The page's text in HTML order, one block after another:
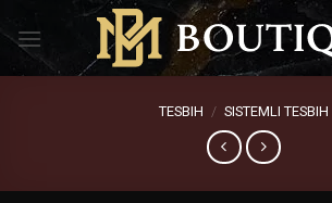
Inhalt
springen
TESBIH / SISTEMLI TESBIH